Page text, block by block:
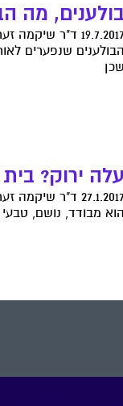
בולענים, מה
ד"ר שיקמה זערור
הבולענים שנפערים
שכן
עלה ירוק? בית
ד"ר שיקמה זערור
הוא מבודד, נושם,